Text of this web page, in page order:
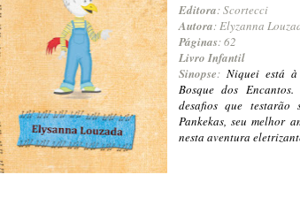
Editora: Scortecci
Autora: Elyzanna
Páginas: 62
Livro Infantil
Sinopse: Niquei está
Bosque dos
desafios que
Pankekas, seu melhor
nesta aventura